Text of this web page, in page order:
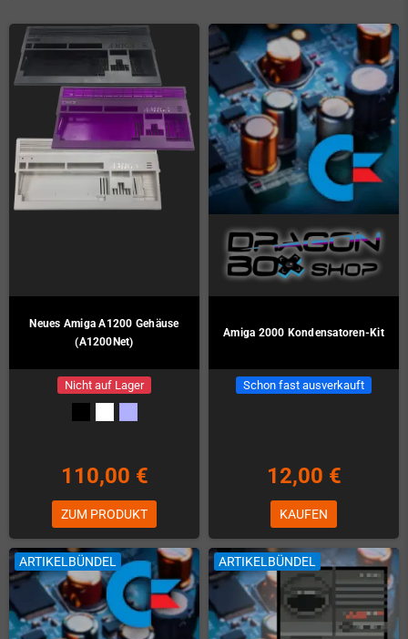
Neues Amiga A1200 Gehäuse
(A1200Net)
Nicht auf Lager
110,00 €
ZUM PRODUKT
Amiga 2000 Kondensatoren-Kit
Schon fast ausverkauft
12,00 €
KAUFEN
ARTIKELBÜNDEL ARTIKELBÜNDEL